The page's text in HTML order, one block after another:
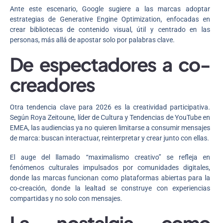
Ante este escenario, Google sugiere a las marcas adoptar
estrategias de Generative Engine Optimization, enfocadas en
crear bibliotecas de contenido visual, útil y centrado en las
personas, más allá de apostar solo por palabras clave.
De espectadores a co-
creadores
Otra tendencia clave para 2026 es la creatividad participativa.
Según Roya Zeitoune, líder de Cultura y Tendencias de YouTube en
EMEA, las audiencias ya no quieren limitarse a consumir mensajes
de marca: buscan interactuar, reinterpretar y crear junto con ellas.
El auge del llamado “maximalismo creativo” se refleja en
fenómenos culturales impulsados por comunidades digitales,
donde las marcas funcionan como plataformas abiertas para la
co-creación, donde la lealtad se construye con experiencias
compartidas y no solo con mensajes.